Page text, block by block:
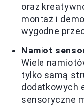
oraz
montaż i
wygodne
Namiot
Wiele
tylko samą
dodatkowych
sensoryczne